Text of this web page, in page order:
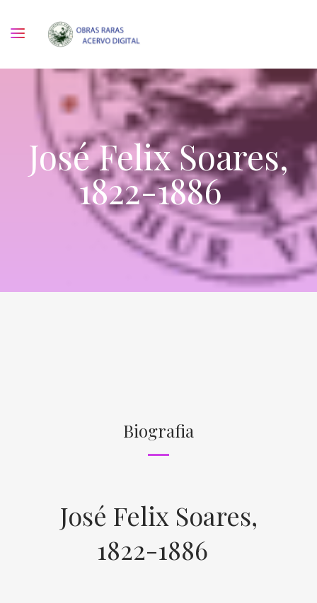
José Felix Soares,
1822-1886
Biografia
José Felix Soares,
1822-1886